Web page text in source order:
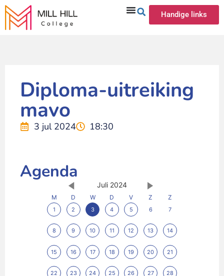
Handige links
Diploma-uitreiking
mavo
3 jul 2024 18:30
Agenda
Juli 2024
M D W D V Z Z
1 2 3 4 5 6 7
8 9 10 11 12 13 14
15 16 17 18 19 20 21
22 23 24 25 26 27 28